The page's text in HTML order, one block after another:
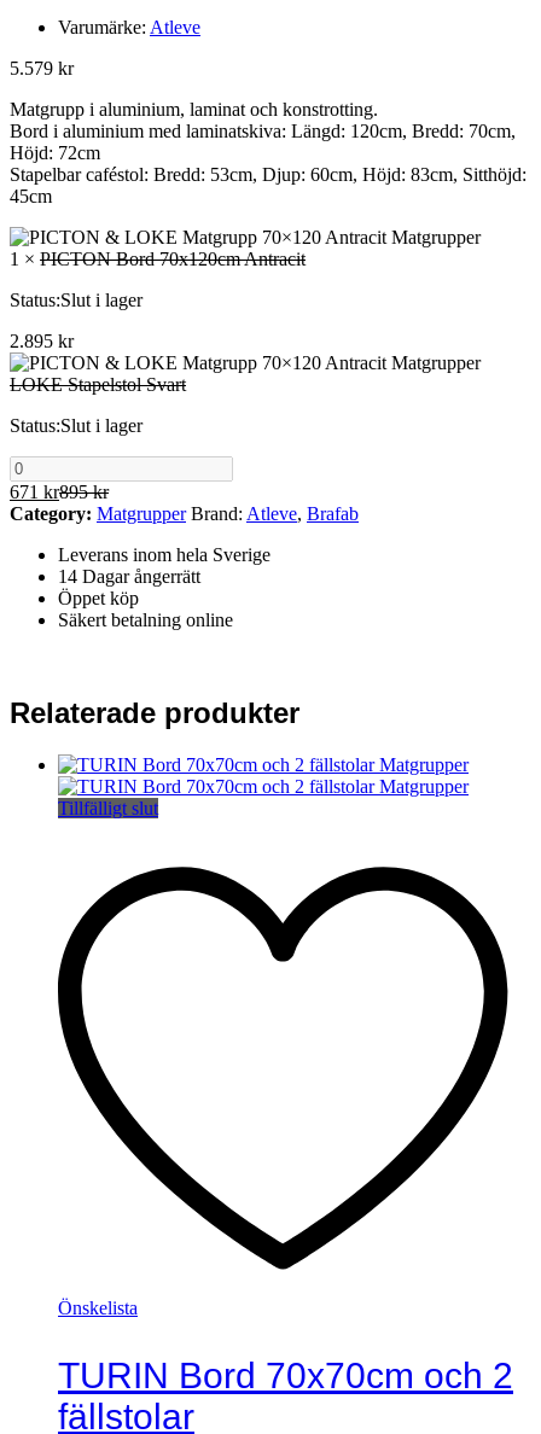
Varumärke: Atleve
5.579 kr
Matgrupp i aluminium, laminat och konstrotting.
Bord i aluminium med laminatskiva: Längd: 120cm, Bredd: 70cm,
Höjd: 72cm
Stapelbar caféstol: Bredd: 53cm, Djup: 60cm, Höjd: 83cm, Sitthöjd:
45cm
1 × PICTON Bord 70x120cm Antracit
Status:Slut i lager
2.895 kr
LOKE Stapelstol Svart
Status:Slut i lager
671 kr895kr
Category: Matgrupper Brand: Atleve, Brafab
Leverans inom hela Sverige
14 Dagar ångerrätt
Öppet köp
Säkert betalning online
Relaterade produkter
Tillfälligt slut
Önskelista
TURIN Bord 70x70cm och 2
fällstolar